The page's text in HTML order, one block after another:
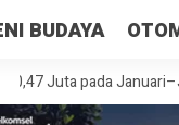
BUDAYA
Januari–Juli 2026,